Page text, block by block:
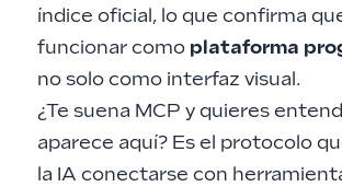
índice oficial, lo que confirma
funcionar como plataforma
no solo como interfaz visual.
¿Te suena MCP y quieres
aparece aquí? Es el protocolo
la IA conectarse con